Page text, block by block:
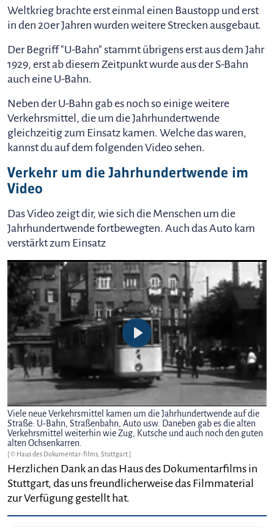
Weltkrieg brachte erst einmal einen Baustopp und erst
in den 20er Jahren wurden weitere Strecken ausgebaut.
Der Begriff "U-Bahn" stammt übrigens erst aus dem Jahr
1929, erst ab diesem Zeitpunkt wurde aus der S-Bahn
auch eine U-Bahn.
Neben der U-Bahn gab es noch so einige weitere
Verkehrsmittel, die um die Jahrhundertwende
gleichzeitig zum Einsatz kamen. Welche das waren,
kannst du auf dem folgenden Video sehen.
Verkehr um die Jahrhundertwende im
Video
Das Video zeigt dir, wie sich die Menschen um die
Jahrhundertwende fortbewegten. Auch das Auto kam
verstärkt zum Einsatz
Play
Viele neue Verkehrsmittel kamen um die Jahrhundertwende auf die
Straße: U-Bahn, Straßenbahn, Auto usw. Daneben gab es die alten
Verkehrsmittel weiterhin wie Zug, Kutsche und auch noch den guten
alten Ochsenkarren.
[ © Haus des Dokumentar-films, Stuttgart ]
Herzlichen Dank an das Haus des Dokumentarfilms in
Stuttgart, das uns freundlicherweise das Filmmaterial
zur Verfügung gestellt hat.